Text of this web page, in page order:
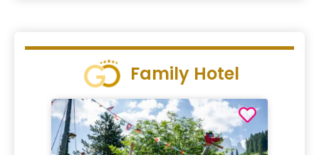
Family Hotel